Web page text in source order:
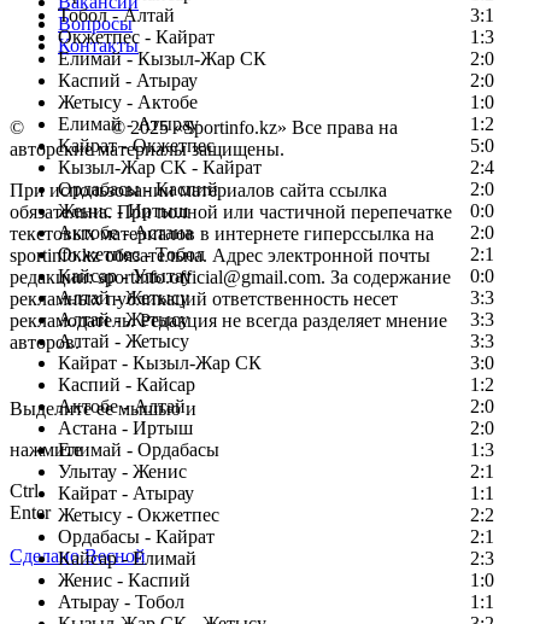
Тобол - Алтай
3:1
Окжетпес - Кайрат
1:3
Елимай - Кызыл-Жар СК
2:0
Каспий - Атырау
2:0
Жетысу - Актобе
1:0
Елимай - Атырау
1:2
Кайрат - Окжетпес
5:0
Кызыл-Жар СК - Кайрат
2:4
Ордабасы - Каспий
2:0
Женис - Иртыш
0:0
Актобе - Астана
2:0
Окжетпес - Тобол
2:1
Кайсар - Улытау
0:0
Алтай - Жетысу
3:3
Алтай - Жетысу
3:3
Алтай - Жетысу
3:3
Кайрат - Кызыл-Жар СК
3:0
Каспий - Кайсар
1:2
Актобе - Алтай
2:0
Астана - Иртыш
2:0
Елимай - Ордабасы
1:3
Улытау - Женис
2:1
Кайрат - Атырау
1:1
Жетысу - Окжетпес
2:2
Ордабасы - Кайрат
2:1
Кайсар - Елимай
2:3
Женис - Каспий
1:0
Атырау - Тобол
1:1
Вопросы
Контакты
© Copyright© 2025 «Sportinfo.kz» Все права на
авторские материалы защищены.
При использовании материалов сайта ссылка
обязательна. При полной или частичной перепечатке
текстовых материалов в интернете гиперссылка на
sportinfo.kz обязательна. Адрес электронной почты
редакции: sportinfo.official@gmail.com. За содержание
рекламных публикаций ответственность несет
рекламодатель. Редакция не всегда разделяет мнение
авторов.
Заметили ошибку в тексте?
Выделите ее мышью и
нажмите
Ctrl
Enter
Сделано Весной